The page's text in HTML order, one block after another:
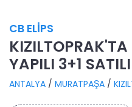
CB ELİPS
KIZILTOPRAK'TA
YAPILI 3+1
ANTALYA / MURATPAŞA /